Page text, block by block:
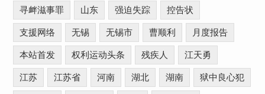
寻衅滋事罪 山东 强迫失踪 控告状
支援网络 无锡 无锡市 曹顺利 月度报告
本站首发 权利运动头条 残疾人 江天勇
江苏 江苏省 河南 湖北 湖南 狱中良心犯